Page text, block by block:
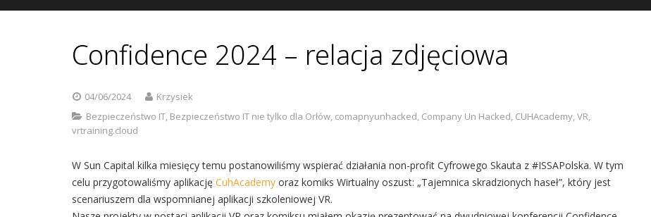
Confidence 2024 – relacja zdjęciowa
04/06/2024
Krzysiek
Bezpieczeństwo IT, Bezpieczeństwo IT nie tylko dla Orłów, comapnyunhacked, Company Un Hacked, CUHAcademy,VR,
vrtraining.cloud
W Sun Capital kilka miesięcy temu postanowiliśmy wspierać działania non-profit Cyfrowego Skauta z #ISSAPolska. W tym
celu przygotowaliśmy aplikację CuhAcademy oraz komiks Wirtualny oszust: „Tajemnica skradzionych haseł”, który jest
scenariuszem dla wspomnianej aplikacji szkoleniowej VR.